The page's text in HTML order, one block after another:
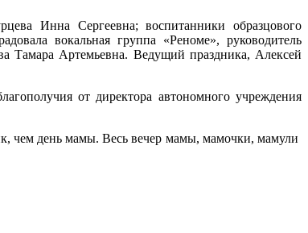
Инна Сергеевна; воспитанники образцового
вокальная группа «Реноме», руководитель
Тамара Артемьевна. Ведущий праздника, Алексей
от директора автономного учреждения
чем день мамы. Весь вечер мамы, мамочки, мамули